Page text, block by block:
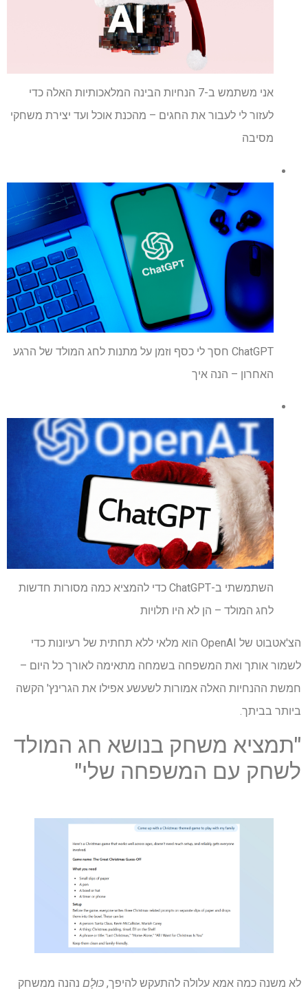
אני משתמש ב-7 הנחיות הבינה המלאכותיות האלה כדי
לעזור לי לעבור את החגים – מהכנת אוכל ועד יצירת משחקי
מסיבה
ChatGPT חסך לי כסף וזמן על מתנות לחג המולד של הרגע
האחרון – הנה איך
השתמשתי ב-ChatGPT כדי להמציא כמה מסורות חדשות
לחג המולד – הן לא היו תלויות
הצ'אטבוט של OpenAI הוא מלאי ללא תחתית של רעיונות כדי
לשמור אותך ואת המשפחה בשמחה מתאימה לאורך כל היום –
חמשת ההנחיות האלה אמורות לשעשע אפילו את הגרינץ' הקשה
ביותר בביתך.
"תמציא משחק בנושא חג המולד
לשחק עם המשפחה שלי"
לא משנה כמה אמא ​​עלולה להתעקש להיפך, כּוּלָם נהנה ממשחק